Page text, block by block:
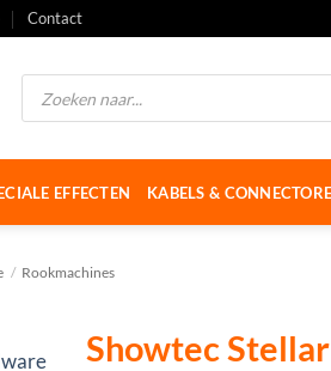
Contact
Producten
zoeken
EFFECTEN KABELS &
/ Rookmachines
Showtec